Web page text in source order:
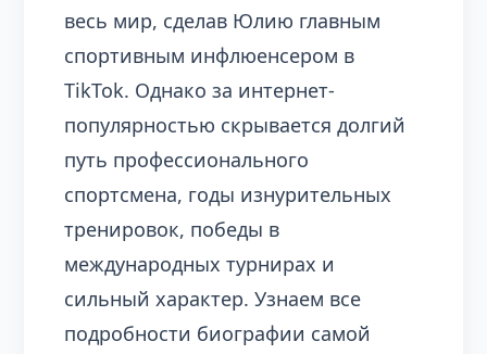
весь мир, сделав Юлию главным
спортивным инфлюенсером в
TikTok. Однако за интернет-
популярностью скрывается долгий
путь профессионального
спортсмена, годы изнурительных
тренировок, победы в
международных турнирах и
сильный характер. Узнаем все
подробности биографии самой